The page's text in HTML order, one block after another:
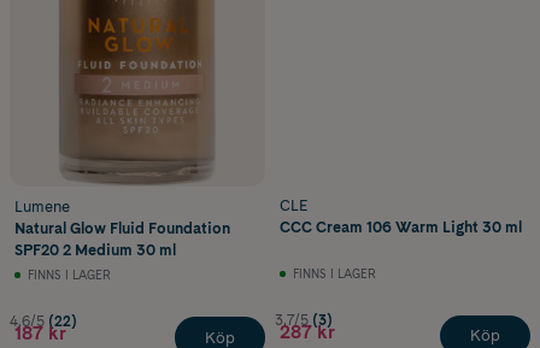
Lumene
Natural Glow Fluid Foundation
SPF20 2 Medium 30 ml
FINNS I LAGER
4.6/5 (22)
187 kr Köp
CLE
CCC Cream 106 Warm Light 30 ml
FINNS I LAGER
3.7/5 (3)
287 kr Köp